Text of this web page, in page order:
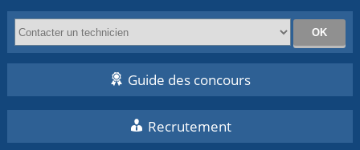
Guide des concours
Recrutement